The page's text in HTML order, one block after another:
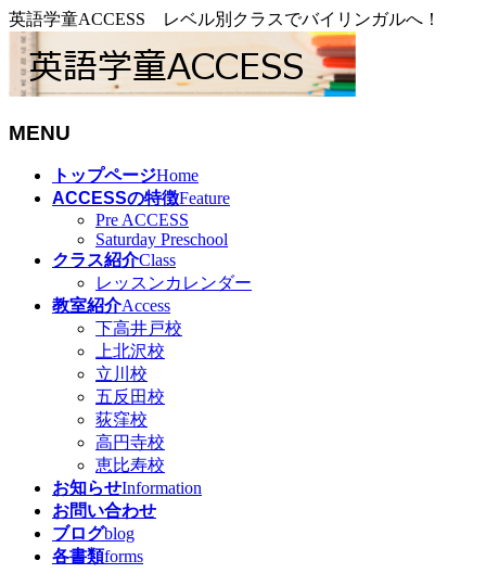
英語学童ACCESS レベル別クラスでバイリンガルへ！
MENU
トップページHome
ACCESSの特徴Feature
Pre ACCESS
Saturday Preschool
クラス紹介Class
レッスンカレンダー
教室紹介Access
下高井戸校
上北沢校
立川校
五反田校
荻窪校
高円寺校
恵比寿校
お知らせInformation
お問い合わせ
ブログblog
各書類forms